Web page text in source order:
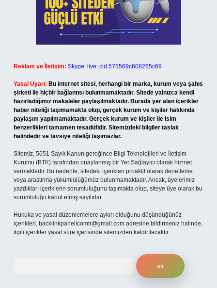
Reklam ve İletişim: Skype: live:.cid.575569c608265c69
Yasal Uyarı: Bu internet sitesi, herhangi bir marka, kurum veya şahıs
şirketi ile hiçbir bağlantısı bulunmamaktadır. Sitede yalnızca kendi
hazırladığımız makaleler paylaşılmaktadır. Burada yer alan içerikler
haber niteliği taşımamakta olup, gerçek kurum ve kişiler hakkında
paylaşım yapılmamaktadır. Gerçek kurum ve kişiler ile isim
benzerlikleri tamamen tesadüfidir. Sitemizdeki bilgiler taslak
halindedir ve tavsiye niteliği taşımazlar.
Sitemiz, 5651 Sayılı Kanun gereğince Bilgi Teknolojileri ve İletişim
Kurumu (BTK) tarafından onaylanmış bir Yer Sağlayıcı olarak hizmet
vermektedir. Bu nedenle, sitedeki içerikleri proaktif olarak denetleme
veya araştırma yükümlülüğümüz bulunmamaktadır. Ancak, üyelerimiz
yazdıkları içeriklerin sorumluluğunu taşımakta olup, siteye üye olarak bu
sorumluluğu kabul etmiş sayılırlar.
Hukuka ve yasal düzenlemelere aykırı olduğunu düşündüğünüz
içerikleri, backlinkpanelicomtr@gmail.com adresine bildirmeniz halinde,
ilgili içerikler yasal süre içerisinde sitemizden kaldırılacaktır.